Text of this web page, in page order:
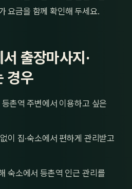
요금을 함께 확인해 두세요.
출장마사지·
경우
촌역 주변에서 이용하고 싶은
이 집·숙소에서 편하게 관리받고
숙소에서 등촌역 인근 관리를